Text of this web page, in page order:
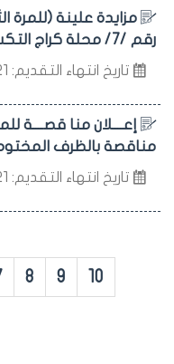
مزايدة علينة (للمرة
رقم /7/ محلة كراج التكسي
تاريخ انتهاء التقديم: 31/08/2021
إعــــلان منا قصــــة
مناقصة بالظرف
تاريخ انتهاء التقديم: 29/06/2021
8 9 10